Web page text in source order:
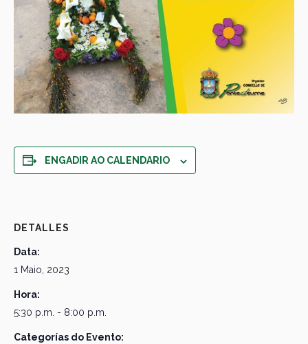
ENGADIR AO CALENDARIO
DETALLES
Data:
1 Maio, 2023
Hora:
5:30 p.m. - 8:00 p.m.
Categorías do Evento: